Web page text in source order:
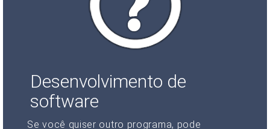
Desenvolvimento de
software
Se você quiser outro programa, pode